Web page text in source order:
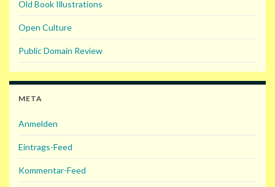
Old Book Illustrations
Open Culture
Public Domain Review
META
Anmelden
Eintrags-Feed
Kommentar-Feed